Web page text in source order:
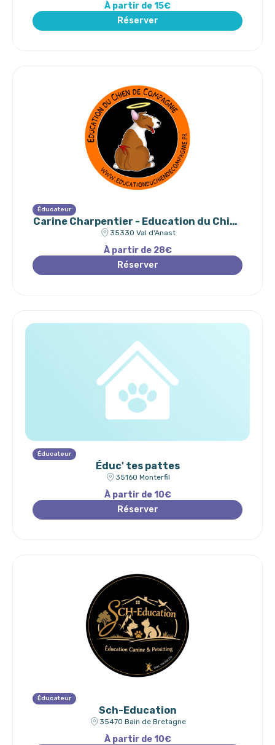
À partir de 15€
Réserver
Éducateur
Carine Charpentier - Education du Chien
de Compagnie
35330 Val d'Anast
À partir de 28€
Réserver
Éducateur
Éduc' tes pattes
35160 Monterfil
À partir de 10€
Réserver
Éducateur
Sch-Education
35470 Bain de Bretagne
À partir de 10€